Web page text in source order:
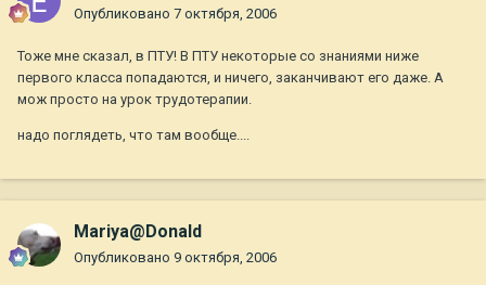
Опубликовано 7 октября, 2006
Тоже мне сказал, в ПТУ! В ПТУ некоторые со знаниями ниже
первого класса попадаются, и ничего, заканчивают его даже. А
мож просто на урок трудотерапии.
надо поглядеть, что там вообще....
Mariya@Donald
Опубликовано 9 октября, 2006